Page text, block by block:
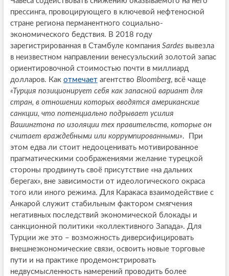
прессинга, провоцирующего в ключевой нефтеносной
стране региона перманентного социально-
экономического бедствия. В 2018 году
зарегистрированная в Стамбуле компания Sardesвывезла
в неизвестном направлении венесуэльский золотой запас
ориентировочной стоимостью почти в миллиард
долларов. Как отмечаетагентство Bloomberg, всё чаще
«Турция позиционирует себя как запасной вариант для
стран, в отношении которых вводятся американские
санкции, что потенциально подрывает усилия
Вашингтона по изоляции тех правительств, которые он
считает враждебными или коррумпированными». При
этом едва ли стоит недооценивать мотивированное
прагматическими соображениями желание турецкой
стороны продвинуть своё присутствие «на дальних
берегах», вне зависимости от идеологического окраса
того или иного режима. Для Каракаса взаимодействие с
Анкарой служит стабильным фактором смягчения
негативных последствий экономической блокады и
санкционной политики «коллективного Запада». Для
Турции же это – возможность диверсифицировать
внешнеэкономические связи, освоить новые торговые
пути и на практике продемонстрировать
недвусмысленность намерений проводить более